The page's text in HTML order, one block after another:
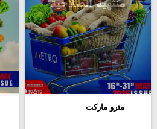
منتهية الصلاحية
مترو ماركت